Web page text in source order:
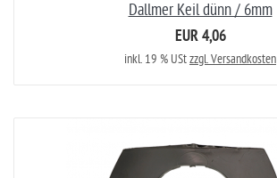
Dallmer Keil dünn / 6mm
EUR 4,06
inkl. 19 % UStzzgl. Versandkosten